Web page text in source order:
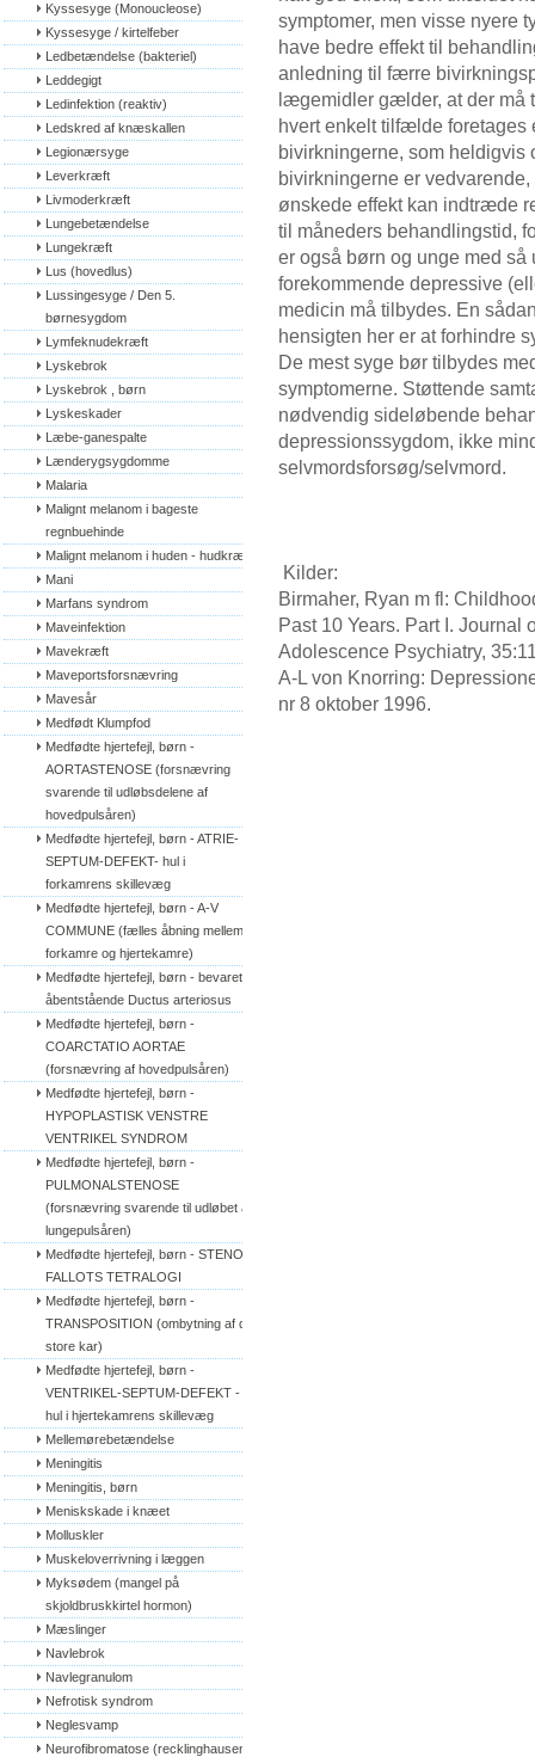
Kyssesyge (Monoucleose)
Kyssesyge / kirtelfeber
Ledbetændelse (bakteriel)
Leddegigt
Ledinfektion (reaktiv)
Ledskred af knæskallen
Legionærsyge
Leverkræft
Livmoderkræft
Lungebetændelse
Lungekræft
Lus (hovedlus)
Lussingesyge / Den 5.
børnesygdom
Lymfeknudekræft
Lyskebrok
Lyskebrok , børn
Lyskeskader
Læbe-ganespalte
Lænderygsygdomme
Malaria
Malignt melanom i bageste
regnbuehinde
Malignt melanom i huden - hudkræft
Mani
Marfans syndrom
Maveinfektion
Mavekræft
Maveportsforsnævring
Mavesår
Medfødt Klumpfod
Medfødte hjertefejl, børn -
AORTASTENOSE (forsnævring
svarende til udløbsdelene af
hovedpulsåren)
Medfødte hjertefejl, børn - ATRIE-
SEPTUM-DEFEKT- hul i
forkamrens skillevæg
Medfødte hjertefejl, børn - A-V
COMMUNE (fælles åbning mellem
forkamre og hjertekamre)
Medfødte hjertefejl, børn - bevaret/
åbentstående Ductus arteriosus
Medfødte hjertefejl, børn -
COARCTATIO AORTAE
(forsnævring af hovedpulsåren)
Medfødte hjertefejl, børn -
HYPOPLASTISK VENSTRE
VENTRIKEL SYNDROM
Medfødte hjertefejl, børn -
PULMONALSTENOSE
(forsnævring svarende til udløbet af
lungepulsåren)
Medfødte hjertefejl, børn - STENO
FALLOTS TETRALOGI
Medfødte hjertefejl, børn -
TRANSPOSITION (ombytning af de
store kar)
Medfødte hjertefejl, børn -
VENTRIKEL-SEPTUM-DEFEKT -
hul i hjertekamrens skillevæg
Mellemørebetændelse
Meningitis
Meningitis, børn
Meniskskade i knæet
Molluskler
Muskeloverrivning i læggen
Myksødem (mangel på
skjoldbruskkirtel hormon)
Mæslinger
Navlebrok
Navlegranulom
Nefrotisk syndrom
Neglesvamp
Neurofibromatose (recklinghausens
symptomer, men visse nyere
have bedre effekt til
anledning til færre
lægemidler gælder, at der må
hvert enkelt tilfælde foretages
bivirkningerne, som heldigvis
bivirkningerne er
ønskede effekt kan indtræde
til måneders behandlingstid,
er også børn og unge med
forekommende depressive
medicin må tilbydes. En
hensigten her er at forhindre
De mest syge bør tilbydes
symptomerne. Støttende
nødvendig sideløbende
depressionssygdom, ikke
selvmordsforsøg/selvmord.
Kilder:
Birmaher, Ryan m fl:
Past 10 Years. Part I. Journal
Adolescence Psychiatry,
A-L von Knorring:
nr 8 oktober 1996.